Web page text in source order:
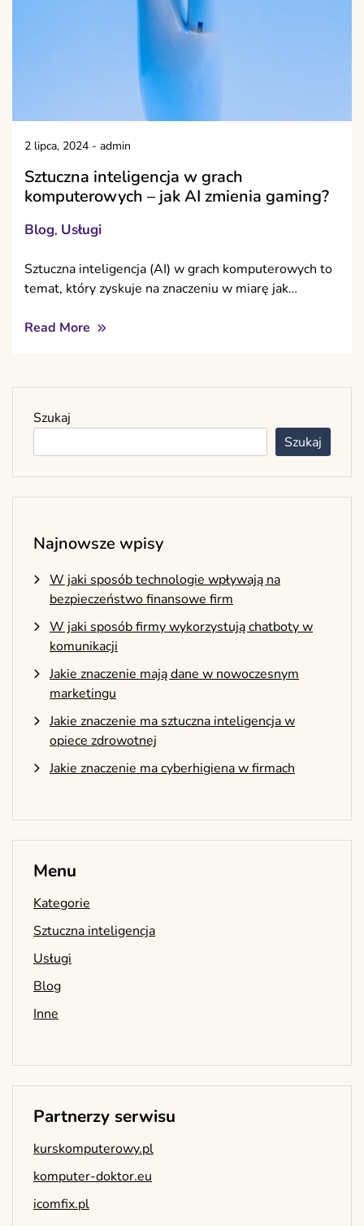
2 lipca, 2024 - admin
Sztuczna inteligencja w grach
komputerowych – jak AI zmienia gaming?
Blog, Usługi
Sztuczna inteligencja (AI) w grach komputerowych to
temat, który zyskuje na znaczeniu w miarę jak…
Read More
Szukaj
Szukaj
Najnowsze wpisy
W jaki sposób technologie wpływają na
bezpieczeństwo finansowe firm
W jaki sposób firmy wykorzystują chatboty w
komunikacji
Jakie znaczenie mają dane w nowoczesnym
marketingu
Jakie znaczenie ma sztuczna inteligencja w
opiece zdrowotnej
Jakie znaczenie ma cyberhigiena w firmach
Menu
Kategorie
Sztuczna inteligencja
Usługi
Blog
Inne
Partnerzy serwisu
kurskomputerowy.pl
komputer-doktor.eu
icomfix.pl